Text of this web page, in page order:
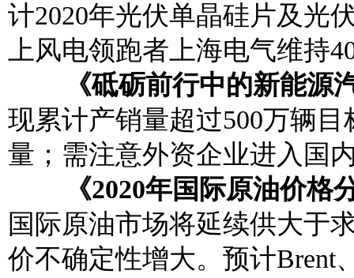
计2020年光伏单晶硅片及光
上风电领跑者上海电气维持
《砥砺前行中的新能源汽
现累计产销量超过500万辆
量；需注意外资企业进入国
《2020年国际原油价格
国际原油市场将延续供大于
价不确定性增大。预计Brent